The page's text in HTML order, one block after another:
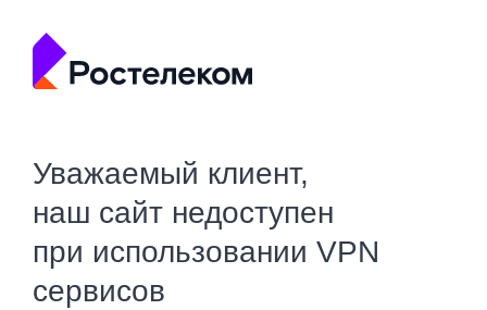
Уважаемый клиент,
наш сайт недоступен
при использовании VPN
сервисов